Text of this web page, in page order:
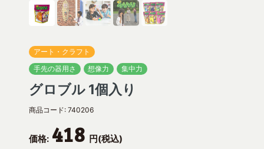
アート・クラフト
手先の器用さ
想像力 集中力
グロブル 1個入り
商品コード: 740206
価格: 418 円(税込)